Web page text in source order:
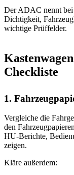
Der ADAC nennt bei
Dichtigkeit,
wichtige Prüffelder.
Checkliste
1.
Vergleiche die
den
HU-Berichte,
zeigen.
Kläre außerdem: